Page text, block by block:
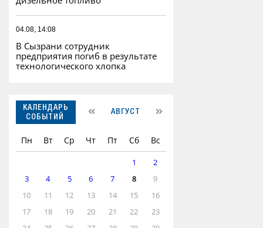
04.08, 14:08
В Сызрани сотрудник
предприятия погиб в результате
технологического хлопка
КАЛЕНДАРЬ
СОБЫТИЙ
АВГУСТ
Пн Вт Ср Чт Пт Сб Вс
1
2
3
4 5 6 7 8
9
10
11 12 13 14 15
16
17
18 19 20 21 22
23